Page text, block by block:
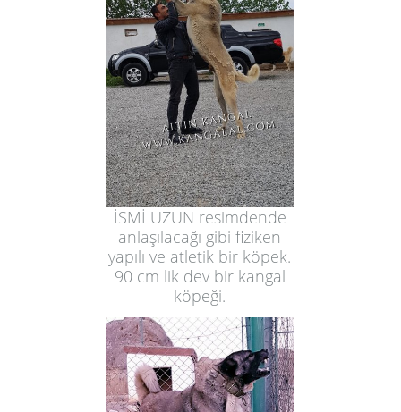
İSMİ UZUN resimdende
anlaşılacağı gibi fiziken
yapılı ve atletik bir köpek.
90 cm lik dev bir kangal
köpeği.